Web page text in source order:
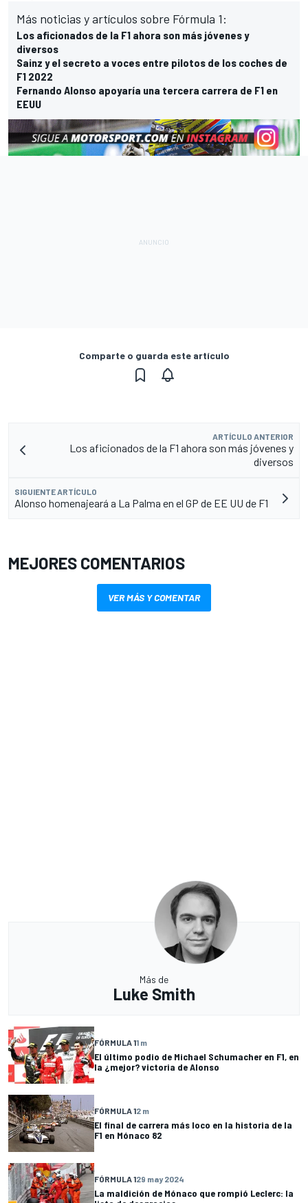
Más noticias y artículos sobre Fórmula 1:
Los aficionados de la F1 ahora son más jóvenes y
diversos
Sainz y el secreto a voces entre pilotos de los coches de
F1 2022
Fernando Alonso apoyaría una tercera carrera de F1 en
EEUU
Comparte o guarda este artículo
ARTÍCULO ANTERIOR
Los aficionados de la F1 ahora son más jóvenes y
diversos
SIGUIENTE ARTÍCULO
Alonso homenajeará a La Palma en el GP de EE UU de F1
MEJORES COMENTARIOS
VER MÁS Y COMENTAR
Más de
Luke Smith
FÓRMULA 11 m
El último podio de Michael Schumacher en F1, en
la ¿mejor? victoria de Alonso
FÓRMULA 12 m
El final de carrera más loco en la historia de la
F1 en Mónaco 82
FÓRMULA 129 may 2024
La maldición de Mónaco que rompió Leclerc: la